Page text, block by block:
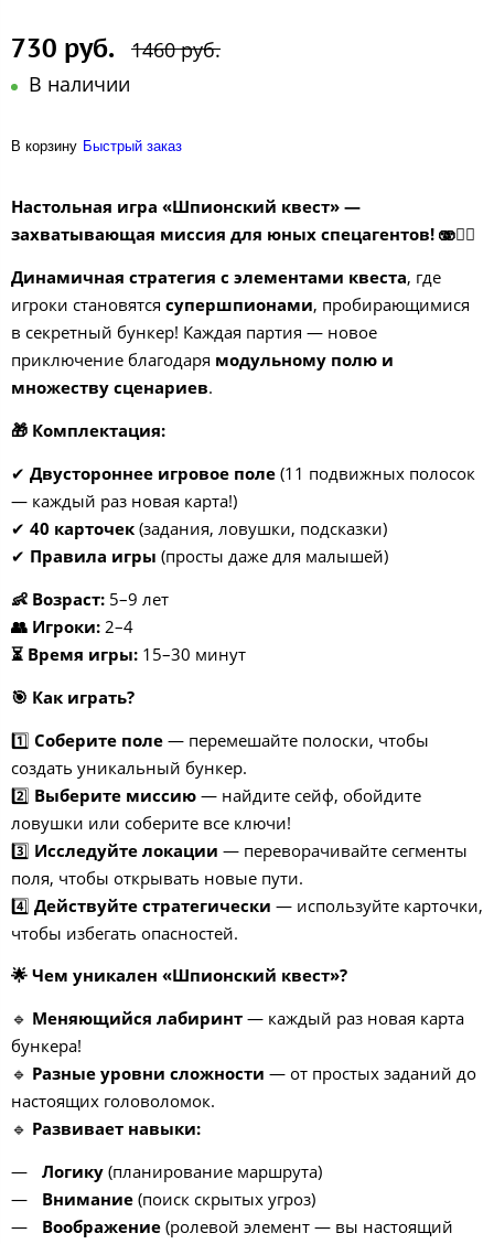
730 руб.
1460 руб.
В наличии
В корзину Быстрый заказ
Настольная игра «Шпионский квест» —
захватывающая миссия для юных спецагентов! 🫨🕵
Динамичная стратегия с элементами квеста, где
игроки становятся супершпионами, пробирающимися
в секретный бункер! Каждая партия — новое
приключение благодаря модульному полю и
множеству сценариев.
🎁 Комплектация:
✔ Двустороннее игровое поле (11 подвижных полосок
— каждый раз новая карта!)
✔ 40 карточек (задания, ловушки, подсказки)
✔ Правила игры (просты даже для малышей)
👶 Возраст: 5–9 лет
👥 Игроки: 2–4
⏳ Время игры: 15–30 минут
🎯 Как играть?
1️⃣ Соберите поле — перемешайте полоски, чтобы
создать уникальный бункер.
2️⃣ Выберите миссию — найдите сейф, обойдите
ловушки или соберите все ключи!
3️⃣ Исследуйте локации — переворачивайте сегменты
поля, чтобы открывать новые пути.
4️⃣ Действуйте стратегически — используйте карточки,
чтобы избегать опасностей.
🌟 Чем уникален «Шпионский квест»?
🔹 Меняющийся лабиринт — каждый раз новая карта
бункера!
🔹 Разные уровни сложности — от простых заданий до
настоящих головоломок.
🔹 Развивает навыки:
Логику(планирование маршрута)
Внимание(поиск скрытых угроз)
Воображение(ролевой элемент — вы настоящий